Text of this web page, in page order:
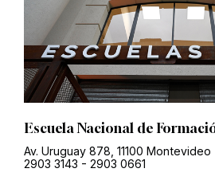
Escuela Nacional de
Av. Uruguay 878, 11100 Montevideo
2903 3143 - 2903 0661